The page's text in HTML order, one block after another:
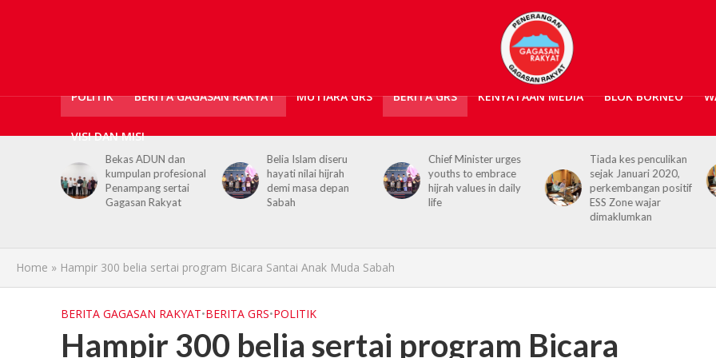
POLITIK BERITA GAGASAN RAKYAT MUTIARA GRS BERITA GRS KENYATAAN MEDIA BLOK BORNEO
VISI DAN MISI
Belia Islam diseru
hayati nilai hijrah
demi masa depan
Sabah
Chief Minister urges
youths to embrace
hijrah values in daily
life
Tiada kes penculikan
sejak Januari 2020,
perkembangan positif
ESS Zone wajar
No kidnap-for-
ransom cases since
2020, Hajiji credits
Security Agencies
Home » Hampir 300 belia sertai program Bicara Santai Anak Muda Sabah
BERITA GAGASAN RAKYAT•BERITA GRS•POLITIK
Hampir 300 belia sertai program Bicara